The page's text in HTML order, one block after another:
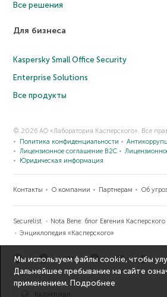
Все решения
Для бизнеса
Kaspersky Small Office Security
Enterprise Solutions
Все продукты
© 2026 АО «Лаборатория Касперского». Все
Политика конфиденциальности
Лицензионное соглашение B2C
Юридическая информация
Контакты О компании Партнерам Об
Securelist
Nota Bene: блог Евгения Касперского
Энциклопедия «Касперского»
Kazakhstan
Мы используем файлы cookie, чтобы
Дальнейшее пребывание на сайте
применением. Подробнее